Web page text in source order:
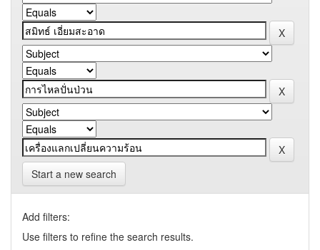
Start a new search
Add filters:
Use filters to refine the search results.